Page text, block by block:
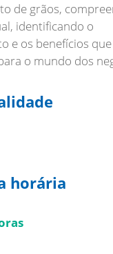
de grãos,
identificando o
e os benefícios que
horária